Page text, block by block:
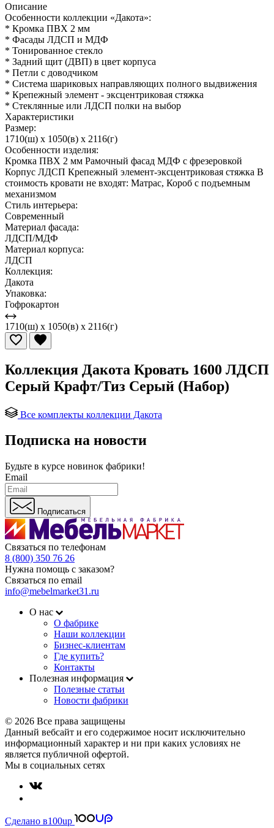
Описание
Особенности коллекции «Дакота»:
* Кромка ПВХ 2 мм
* Фасады ЛДСП и МДФ
* Тонированное стекло
* Задний щит (ДВП) в цвет корпуса
* Петли с доводчиком
* Система шариковых направляющих полного выдвижения
* Крепежный элемент - эксцентриковая стяжка
* Стеклянные или ЛДСП полки на выбор
Характеристики
Размер:
1710(ш) x 1050(в) x 2116(г)
Особенности изделия:
Кромка ПВХ 2 мм Рамочный фасад МДФ с фрезеровкой
Корпус ЛДСП Крепежный элемент-эксцентриковая стяжка В
стоимость кровати не входят: Матрас, Короб с подъемным
механизмом
Стиль интерьера:
Современный
Материал фасада:
ЛДСП/МДФ
Материал корпуса:
ЛДСП
Коллекция:
Дакота
Упаковка:
Гофрокартон
1710(ш) x 1050(в) x 2116(г)
Коллекция Дакота Кровать 1600 ЛДСП
Серый Крафт/Тиз Серый (Набор)
Все комплекты коллекции Дакота
Подписка на новости
Будьте в курсе новинок фабрики!
Email
Подписаться
Связаться по телефонам
8 (800) 350 76 26
Нужна помощь с заказом?
Связаться по email
info@mebelmarket31.ru
О нас
О фабрике
Наши коллекции
Бизнес-клиентам
Где купить?
Контакты
Полезная информация
Полезные статьи
Новости фабрики
© 2026 Все права защищены
Данный вебсайт и его содержимое носит исключительно
информационный характер и ни при каких условиях не
является публичной офертой.
Мы в социальных сетях
Сделано в100up